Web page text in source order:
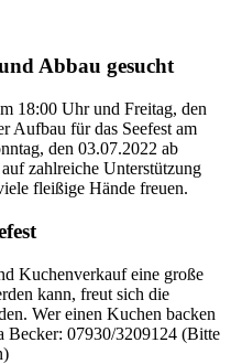
Abbau gesucht
18:00 Uhr und Freitag, den
Aufbau für das Seefest am
den 03.07.2022 ab
zahlreiche Unterstützung
fleißige Hände freuen.
Kuchenverkauf eine große
kann, freut sich die
Wer einen Kuchen backen
Becker: 07930/3209124 (Bitte